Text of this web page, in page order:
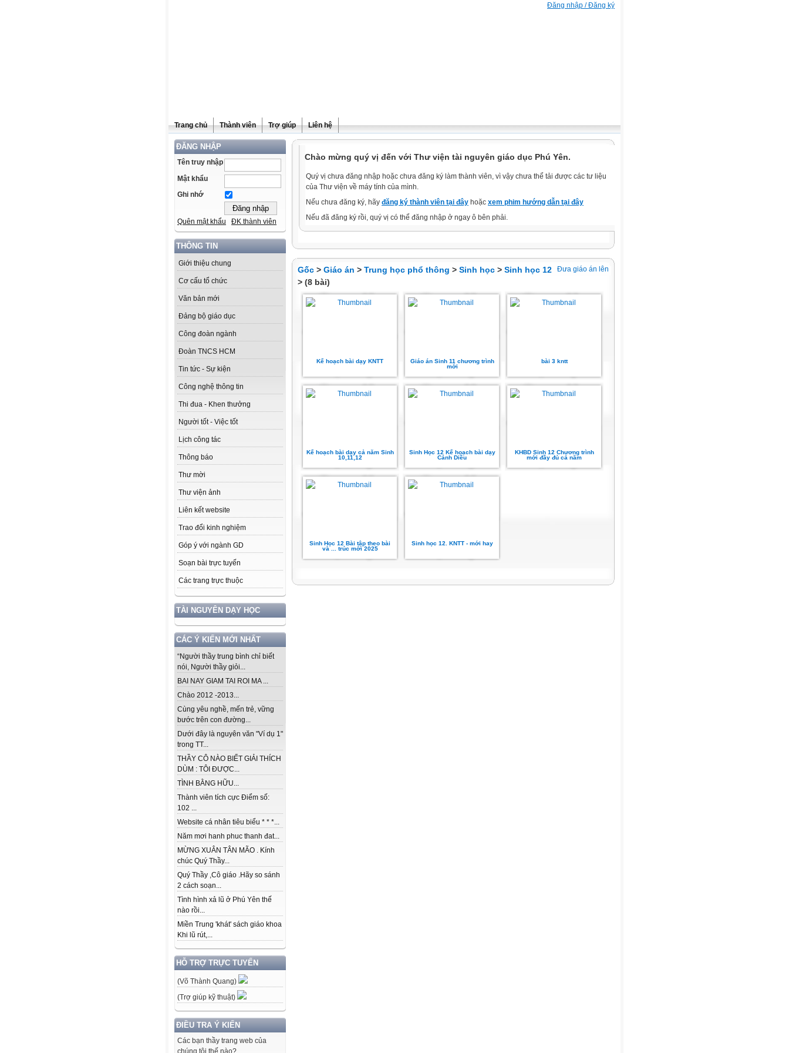
Đăng nhập / Đăng ký
Trang chủ Thành viên Trợ giúp Liên hệ
ĐĂNG NHẬP
Tên truy nhập
Mật khẩu
Ghi nhớ
Quên mật khẩu ĐK thành viên
THÔNG TIN
Giới thiệu chung
Cơ cấu tổ chức
Văn bản mới
Đảng bộ giáo dục
Công đoàn ngành
Đoàn TNCS HCM
Tin tức - Sự kiện
Công nghệ thông tin
Thi đua - Khen thưởng
Người tốt - Việc tốt
Lịch công tác
Thông báo
Thư mời
Thư viện ảnh
Liên kết website
Trao đổi kinh nghiệm
Góp ý với ngành GD
Soạn bài trực tuyến
Các trang trực thuộc
TÀI NGUYÊN DẠY HỌC
CÁC Ý KIẾN MỚI NHẤT
“Người thầy trung bình chỉ biết
nói, Người thầy giỏi...
BAI NAY GIAM TAI ROI MA ...
Chào 2012 -2013...
Cùng yêu nghề, mến trẻ, vững
bước trên con đường...
Dưới đây là nguyên văn "Ví dụ 1"
trong TT...
THẦY CÔ NÀO BIẾT GIẢI THÍCH
DÙM : TÔI ĐƯỢC...
TÌNH BẰNG HỮU...
Thành viên tích cực Điểm số:
102 ...
Website cá nhân tiêu biểu * * *...
Năm mơi hanh phuc thanh đat...
MỪNG XUÂN TÂN MÃO . Kính
chúc Quý Thầy...
Quý Thầy ,Cô giáo .Hãy so sánh
2 cách soạn...
Tình hình xả lũ ở Phú Yên thế
nào rồi...
Miền Trung 'khát' sách giáo khoa
Khi lũ rút,...
HỖ TRỢ TRỰC TUYẾN
(Võ Thành Quang)
(Trợ giúp kỹ thuật)
ĐIỀU TRA Ý KIẾN
Các bạn thầy trang web của
chúng tôi thế nào?
Chào mừng quý vị đến với Thư viện tài nguyên giáo dục Phú Yên.
Quý vị chưa đăng nhập hoặc chưa đăng ký làm thành viên, vì vậy chưa thể tải được các tư liệu
của Thư viện về máy tính của mình.
Nếu chưa đăng ký, hãy đăng ký thành viên tại đây hoặc xem phim hướng dẫn tại đây
Nếu đã đăng ký rồi, quý vị có thể đăng nhập ở ngay ô bên phải.
Đưa giáo án lên
Gốc > Giáo án > Trung học phổ thông > Sinh học > Sinh học 12
> (8 bài)
Kế hoạch bài dạy KNTT
Giáo án Sinh 11 chương trình
mới
bài 3 kntt
Kế hoạch bài dạy cả năm Sinh
10,11,12
Sinh Học 12 Kế hoạch bài dạy
Cánh Diều
KHBD Sinh 12 Chương trình
mới đầy đủ cả năm
Sinh Học 12 Bài tập theo bài
và ... trúc mới 2025
Sinh học 12. KNTT - mới hay